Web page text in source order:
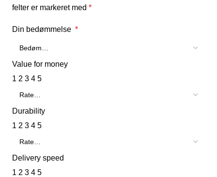
felter er markeret med *
Din bedømmelse *
Value for money
1 2 3 4 5
Durability
1 2 3 4 5
Delivery speed
1 2 3 4 5